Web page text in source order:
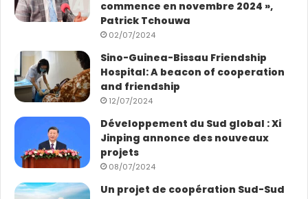
commence en novembre 2024 »,
Patrick Tchouwa
02/07/2024
Sino-Guinea-Bissau Friendship
Hospital: A beacon of cooperation
and friendship
12/07/2024
Développement du Sud global : Xi
Jinping annonce des nouveaux
projets
08/07/2024
Un projet de coopération Sud-Sud